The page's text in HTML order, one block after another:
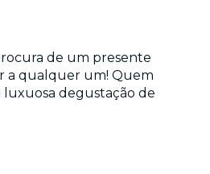
de um presente
a qualquer um! Quem
degustação de